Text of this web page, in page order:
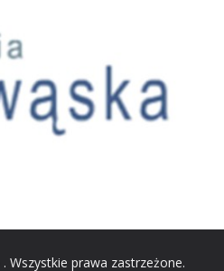
. Wszystkie prawa zastrzeżone.